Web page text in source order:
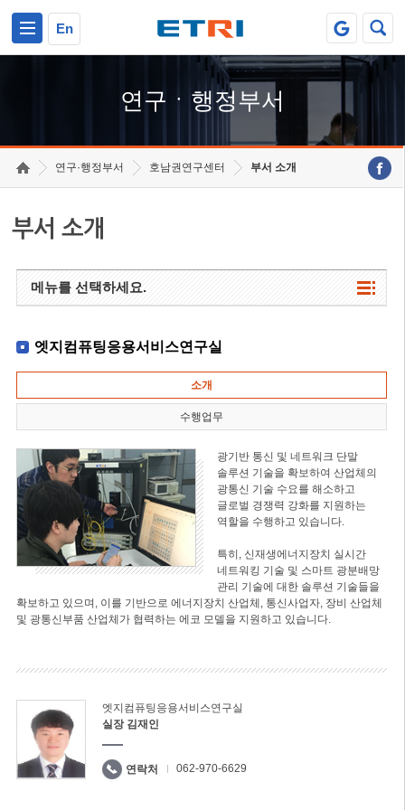
En
연구ㆍ행정부서
연구·행정부서 호남권연구센터 부서 소개
부서 소개
메뉴를 선택하세요.
엣지컴퓨팅응용서비스연구실
소개
수행업무
광기반 통신 및 네트워크 단말
솔루션 기술을 확보하여 산업체의
광통신 기술 수요를 해소하고
글로벌 경쟁력 강화를 지원하는
역할을 수행하고 있습니다.
특히, 신재생에너지장치 실시간
네트워킹 기술 및 스마트 광분배망
관리 기술에 대한 솔루션 기술들을
확보하고 있으며, 이를 기반으로 에너지장치 산업체, 통신사업자, 장비 산업체
및 광통신부품 산업체가 협력하는 에코 모델을 지원하고 있습니다.
엣지컴퓨팅응용서비스연구실
실장 김재인
연락처 062-970-6629